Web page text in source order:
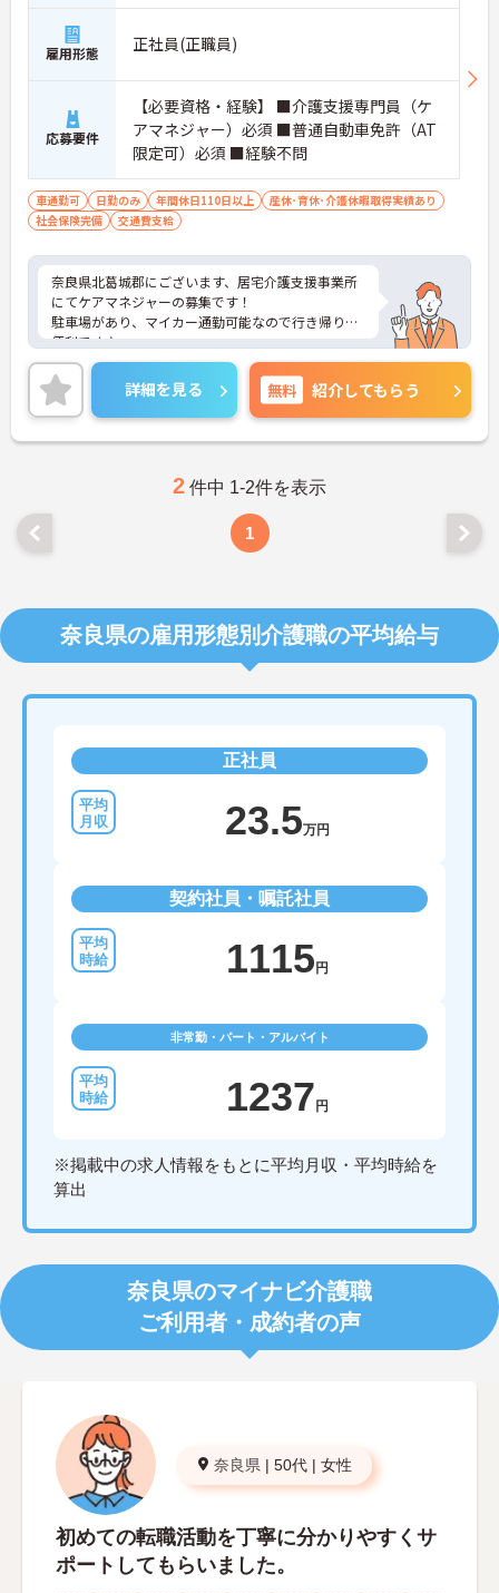
雇用形態 正社員(正職員)
応募要件
【必要資格・経験】 ■介護支援専門員（ケ
アマネジャー）必須 ■普通自動車免許（AT
限定可）必須 ■経験不問
車通勤可 日勤のみ 年間休日110日以上
産休･育休･介護休暇取得実績あり
社会保険完備
交通費支給
奈良県北葛城郡にございます、居宅介護支援事業所
にてケアマネジャーの募集です！
駐車場があり、マイカー通勤可能なので行き帰りが
便利です♪
賞与・昇給あり！頑張りをしっかりと評価している
ので、モチベーションを保ちやすい環境です★
また、育児休暇制度がありますので、ライフステー
ジに応じて長くお仕事を続けていくことができます
◎
詳細を見る 無料 紹介してもらう
2 件中 1-2件を表示
1
奈良県の雇用形態別介護職の平均給与
正社員
23.5万円
契約社員・嘱託社員
1115 円
非常勤・パート・アルバイト
1237 円
※掲載中の求人情報をもとに平均月収・平均時給を
算出
奈良県のマイナビ介護職
ご利用者・成約者の声
奈良県 | 50代 | 女性
初めての転職活動を丁寧に分かりやすくサ
ポートしてもらいました。